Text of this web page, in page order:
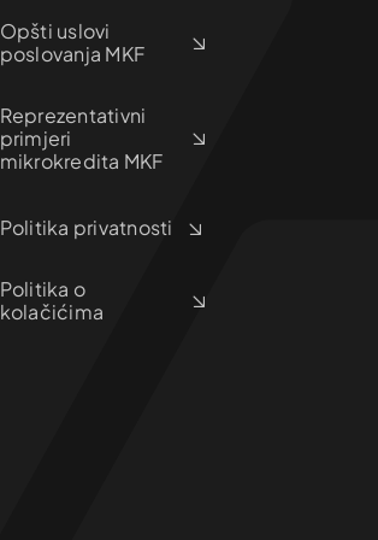
Opšti uslovi
poslovanja MKF
Reprezentativni
primjeri
mikrokredita MKF
Politika privatnosti
Politika o
kolačićima